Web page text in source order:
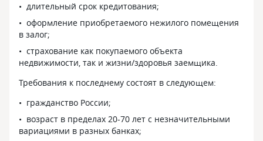
длительный срок кредитования;
оформление приобретаемого нежилого помещения
в залог;
страхование как покупаемого объекта
недвижимости, так и жизни/здоровья заемщика.
Требования к последнему состоят в следующем:
гражданство России;
возраст в пределах 20-70 лет с незначительными
вариациями в разных банках;